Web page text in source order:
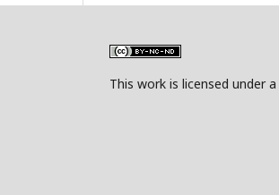
This work is licensed under a